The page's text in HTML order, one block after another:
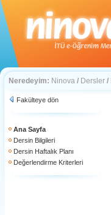
Neredeyim: Ninova / Dersler /
Fakülteye dön
Ana Sayfa
Dersin Bilgileri
Dersin Haftalık Planı
Değerlendirme Kriterleri